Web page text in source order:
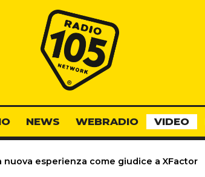
Radio 105
NEWS WEBRADIO VIDEO
esperienza come giudice a XFactor